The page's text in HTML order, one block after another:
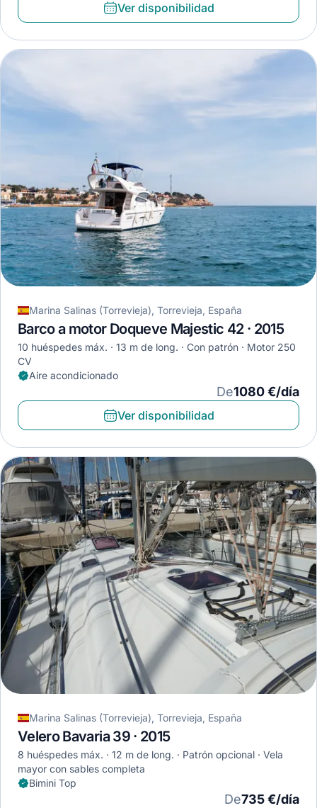
Ver disponibilidad
Marina Salinas (Torrevieja), Torrevieja, España
Barco a motor Doqueve Majestic 42 · 2015
10 huéspedes máx. 13 m de long. Con patrón
Motor 250
CV
Aire acondicionado
De1080 €/día
Ver disponibilidad
Marina Salinas (Torrevieja), Torrevieja, España
Velero Bavaria 39 · 2015
8 huéspedes máx. 12 m de long. Patrón opcional
Vela
mayor con sables completa
Bimini Top
De735 €/día